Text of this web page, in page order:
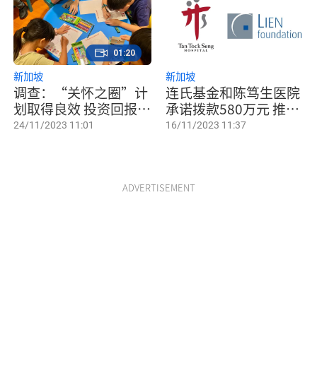
调查：“关怀之圈”计
划取得良效 投资回报达
七倍
新加坡
24/11/2023 11:01
01:20
连氏基金和陈笃生医院
承诺拨款580万元 推出
Air Master服务
新加坡
16/11/2023 11:37
ADVERTISEMENT